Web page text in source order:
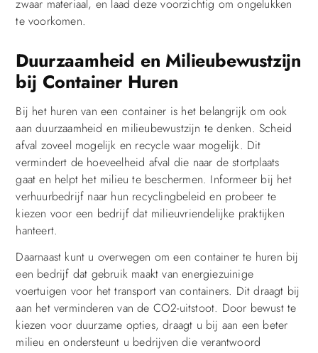
zwaar materiaal, en laad deze voorzichtig om ongelukken
te voorkomen.
Duurzaamheid en Milieubewustzijn
bij Container Huren
Bij het huren van een container is het belangrijk om ook
aan duurzaamheid en milieubewustzijn te denken. Scheid
afval zoveel mogelijk en recycle waar mogelijk. Dit
vermindert de hoeveelheid afval die naar de stortplaats
gaat en helpt het milieu te beschermen. Informeer bij het
verhuurbedrijf naar hun recyclingbeleid en probeer te
kiezen voor een bedrijf dat milieuvriendelijke praktijken
hanteert.
Daarnaast kunt u overwegen om een container te huren bij
een bedrijf dat gebruik maakt van energiezuinige
voertuigen voor het transport van containers. Dit draagt bij
aan het verminderen van de CO2-uitstoot. Door bewust te
kiezen voor duurzame opties, draagt u bij aan een beter
milieu en ondersteunt u bedrijven die verantwoord